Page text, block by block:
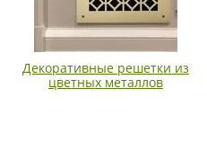
Декоративные решетки из
цветных металлов